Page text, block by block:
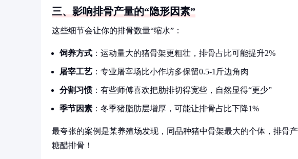
三、影响排骨产量的“隐形因素”
这些细节会让你的排骨数量“缩水”：
饲养方式 ：运动量大的猪骨架更粗壮，排骨占比可能提升2%
屠宰工艺 ：专业屠宰场比小作坊多保留0.5-1斤边角肉
分割习惯：有些师傅喜欢把肋排切得宽些，自然显得“更少”
季节因素 ：冬季猪脂肪层增厚，可能让排骨占比下降1%
最夸张的案例是某养殖场发现，同品种猪中骨架最大的个体，排
糖醋排骨！